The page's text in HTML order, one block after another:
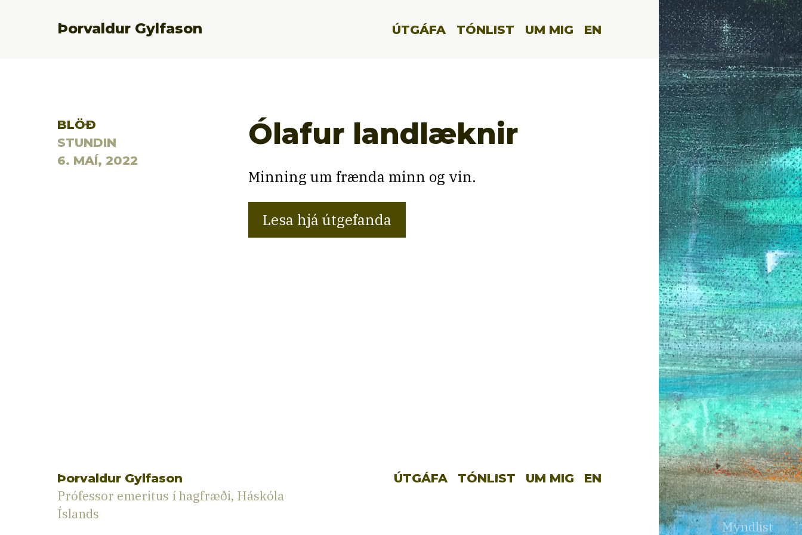
Þorvaldur Gylfason ÚTGÁFA TÓNLIST UM MIG EN
BLÖÐ
STUNDIN
6. MAÍ, 2022
Ólafur landlæknir
Minning um frænda minn og vin.
Lesa hjá útgefanda
Þorvaldur Gylfason
Prófessor emeritus í hagfræði, Háskóla
Íslands
ÚTGÁFA TÓNLIST UM MIG EN
Myndlist